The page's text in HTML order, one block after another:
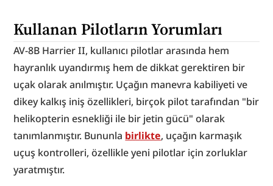
Kullanan Pilotların Yorumları
AV-8B Harrier II, kullanıcı pilotlar arasında hem
hayranlık uyandırmış hem de dikkat gerektiren bir
uçak olarak anılmıştır. Uçağın manevra kabiliyeti ve
dikey kalkış iniş özellikleri, birçok pilot tarafından "bir
helikopterin esnekliği ile bir jetin gücü" olarak
tanımlanmıştır. Bununla birlikte, uçağın karmaşık
uçuş kontrolleri, özellikle yeni pilotlar için zorluklar
yaratmıştır.